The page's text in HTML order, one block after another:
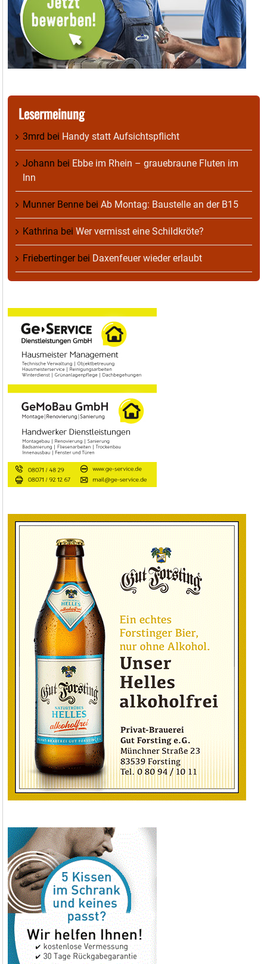
Lesermeinung
3mrd bei Handy statt Aufsichtspflicht
Johann bei Ebbe im Rhein – grauebraune Fluten im
Inn
Munner Benne bei Ab Montag: Baustelle an der B15
Kathrina bei Wer vermisst eine Schildkröte?
Friebertingerbei Daxenfeuer wieder erlaubt